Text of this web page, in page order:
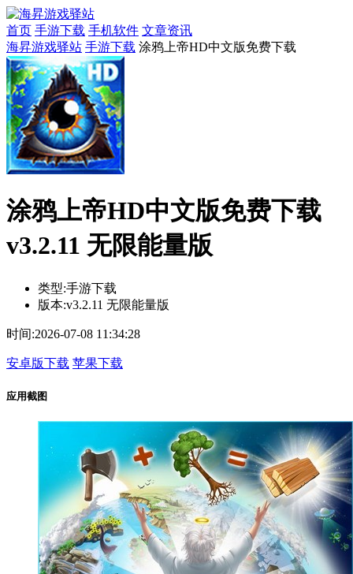
首页 手游下载 手机软件 文章资讯
海昇游戏驿站 手游下载 涂鸦上帝HD中文版免费下载
涂鸦上帝HD中文版免费下载
v3.2.11 无限能量版
类型:手游下载
版本:v3.2.11 无限能量版
时间:2026-07-08 11:34:28
安卓版下载 苹果下载
应用截图